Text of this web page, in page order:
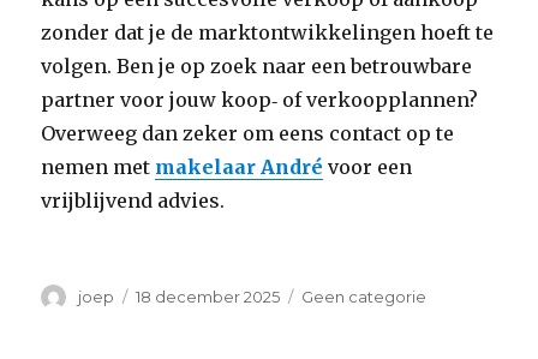
zonder dat je de marktontwikkelingen hoeft te
volgen. Ben je op zoek naar een betrouwbare
partner voor jouw koop‑ of verkoopplannen?
Overweeg dan zeker om eens contact op te
nemen met makelaar André voor een
vrijblijvend advies.
Auteur
joep
Geplaatst
18 december 2025 Categorieën
Geen categorie